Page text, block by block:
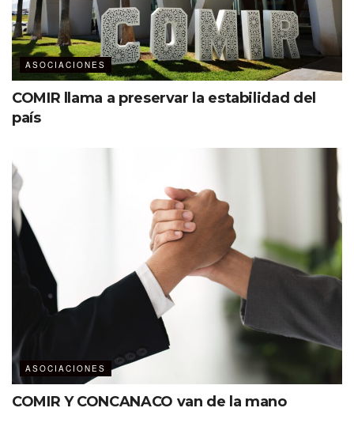
ASOCIACIONES
COMIR llama a preservar la estabilidad del
país
ASOCIACIONES
COMIR Y CONCANACO van de la mano